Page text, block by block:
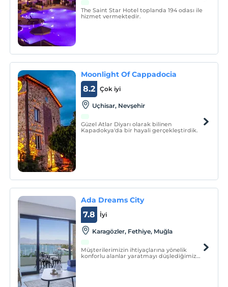
The Saint Star Hotel toplanda 194 odası ile
hizmet vermektedir.
Moonlight Of Cappadocia
Çok iyi
8.2
Uçhisar, Nevşehir
Güzel Atlar Diyarı olarak bilinen
Kapadokya'da bir hayali gerçekleştirdik.
Ada Dreams City
İyi
7.8
Karagözler, Fethiye, Muğla
Müşterilerimizin ihtiyaçlarına yönelik
konforlu alanlar yaratmayı düşlediğimiz